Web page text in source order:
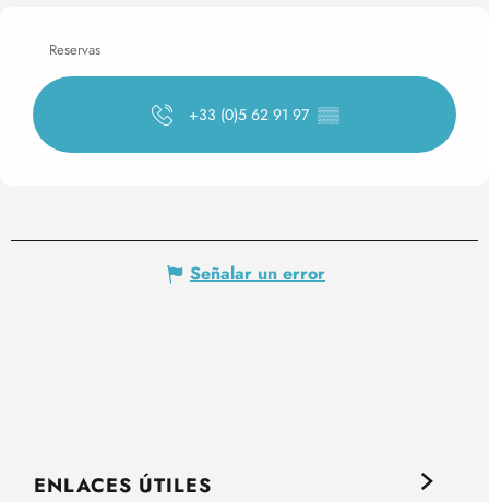
Reservas
+33 (0)5 62 91 97 ▒▒
Señalar un error
ENLACES ÚTILES